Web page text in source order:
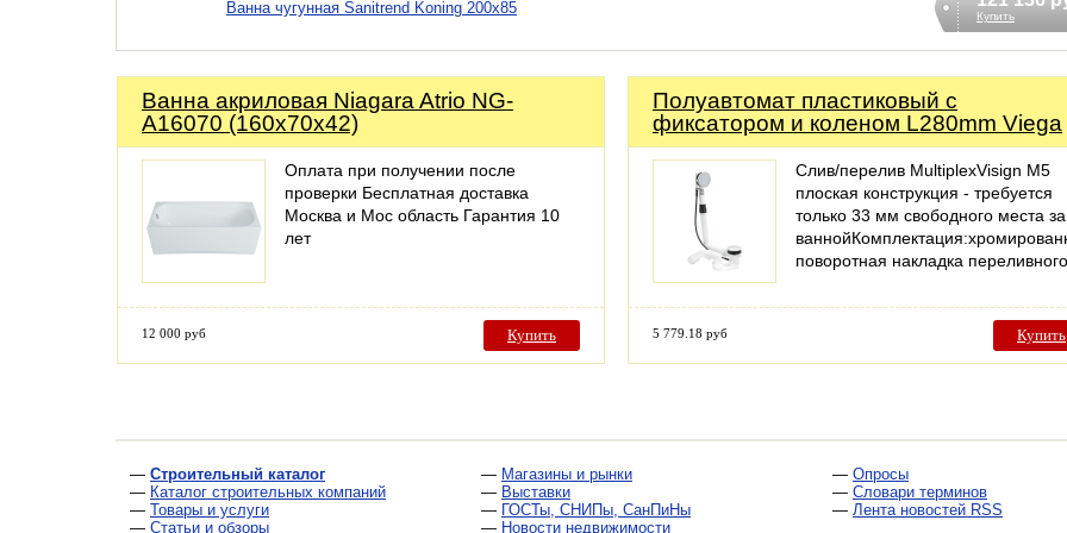
Ванна чугунная Sanitrend Koning 200х85 Купить
Ванна акриловая Niagara Atrio NG-
A16070 (160х70х42)
Оплата при получении после
проверки Бесплатная доставка
Москва и Мос область Гарантия 10
лет
12 000 руб Купить
Полуавтомат пластиковый с
фиксатором и коленом L280mm Viega
Слив/перелив MultiplexVisign M5
плоская конструкция - требуется
только 33 мм свободного места за
поворотная накладка
5 779.18 руб Купить
— Строительный каталог
— Каталог строительных компаний
— Товары и услуги
— Статьи и обзоры
— Магазины и рынки
— Выставки
— ГОСТы, СНИПы, СанПиНы
— Новости недвижимости
— Опросы
— Словари терминов
— Лента новостей RSS